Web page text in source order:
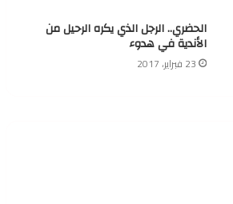
الحضري.. الرجل الذي يكره الرحيل من
الأندية في هدوء
23 فبراير، 2017